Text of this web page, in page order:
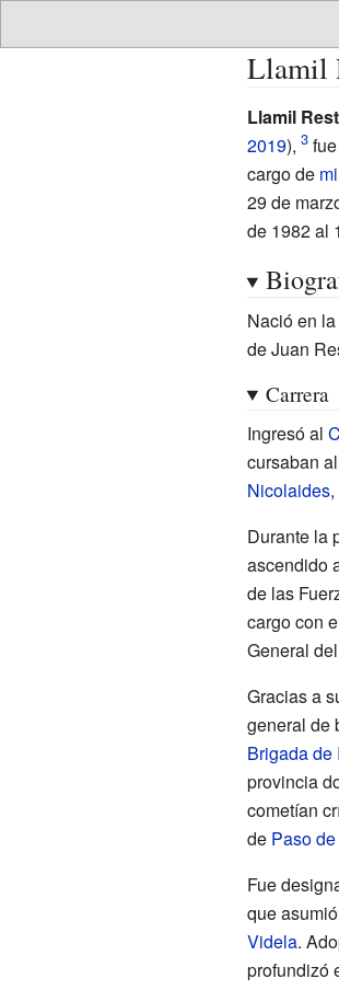
Llamil
Llamil
2019), fue
cargo de
29 de
de 1982 al
Nació en
de Juan
Carrera
Ingresó al
cursaban
Nicolaides,
Durante la
ascendido
de las
cargo con
General
Gracias a
general de
Brigada de
provincia
cometían
de Paso
Fue
que
Videla.
profundizó